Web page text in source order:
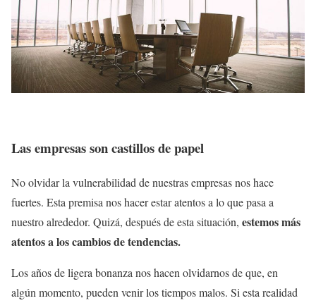
Las empresas son castillos de papel
No olvidar la vulnerabilidad de nuestras empresas nos hace
fuertes. Esta premisa nos hacer estar atentos a lo que pasa a
nuestro alrededor. Quizá, después de esta situación, estemos más
atentos a los cambios de tendencias.
Los años de ligera bonanza nos hacen olvidarnos de que, en
algún momento, pueden venir los tiempos malos. Si esta realidad